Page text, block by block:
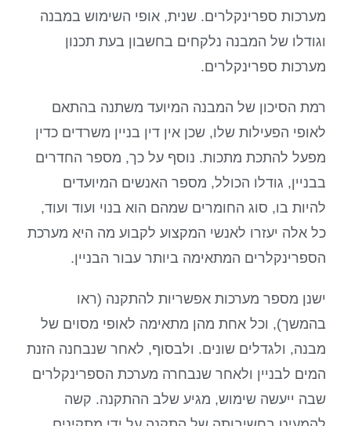
מערכות ספרינקלרים. שנית, אופי השימוש במבנה
וגודלו של המבנה נלקחים בחשבון בעת תכנון
מערכות ספרינקלרים.
רמת הסיכון של המבנה המיועד משתנה בהתאם
לאופי הפעילות שלו, שכן אין דין בניין משרדים כדין
מפעל להתכת מתכות. נוסף על כך, מספר החדרים
בבניין, גודלו הכולל, מספר האנשים המיועדים
להיות בו, סוג החומרים שמהם הוא בנוי ועוד ועוד,
כל אלה יעזרו לאנשי המקצוע לקבוע מה היא מערכת
הספרינקלרים המתאימה ביותר עבור הבניין.
ישנן מספר מערכות אפשריות להתקנה (ראו
בהמשך), וכל אחת מהן מתאימה לאופי מסוים של
מבנה, ולגדלים שונים. ולבסוף, לאחר שנבחנה הזנת
המים לבניין ולאחר שנבחרה מערכת הספרינקלרים
שבה ייעשה שימוש, מגיע שלב ההתקנה. קשה